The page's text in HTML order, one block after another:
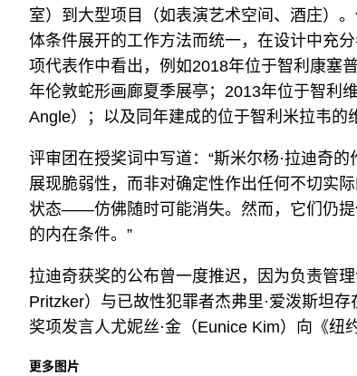
室）到大型项目（如表演艺术空间、酒庄）
体条件展开的工作方法而统一，在设计中充
项代表作中看出，例如2018年位于智利康塞
年伦敦蛇形画廊夏季展亭；2013年位于智利
Angle）；以及同年建成的位于智利米拉韦的
评审团在授奖词中写道：“斯米尔杨·拉迪奇
展现脆弱性，而非对确定性作出任何不切实
状态——仿佛随时可能消失。然而，它们仍
的内在条件。”
拉迪奇获奖的公布曾一度推迟，因为负责管
Pritzker）与已故性犯罪者杰弗里·爱泼斯坦
奖项发言人尤妮丝·金（Eunice Kim）向《纽
更多图片